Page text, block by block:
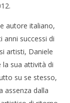
autore italiano,
successi di
artisti, Daniele
sua attività di
su se stesso,
assenza dalla